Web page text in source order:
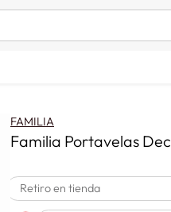
FAMILIA
Familia Portavelas
Retiro en tienda